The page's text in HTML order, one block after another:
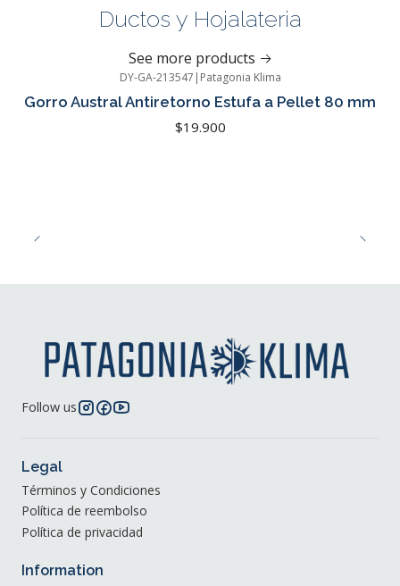
Ductos y Hojalateria
See more products
DY-GA-213547 | Patagonia Klima
Gorro Austral Antiretorno Estufa a Pellet 80 mm
$19.900
Follow us
Legal
Términos y Condiciones
Política de reembolso
Política de privacidad
Information